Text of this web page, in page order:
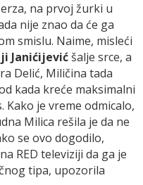
na prvoj žurki u
nije znao da će ga
smislu. Naime, misleći
Janićijevićšalje srce, a
Delić, Miličina tada
kada kreće maksimalni
je vreme odmicalo,
Milica rešila je da ne
se ovo dogodilo,
RED televiziji da ga je
tipa, upozorila